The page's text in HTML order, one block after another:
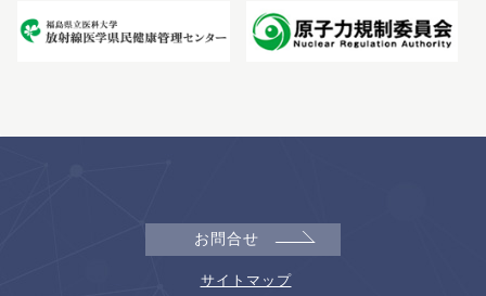
お問合せ
サイトマップ